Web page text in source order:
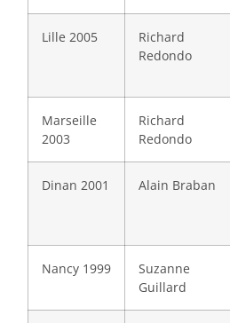
Lille 2005
Richard
Redondo
Marseille
2003
Richard
Redondo
Dinan 2001 Alain Braban
Nancy 1999
Suzanne
Guillard